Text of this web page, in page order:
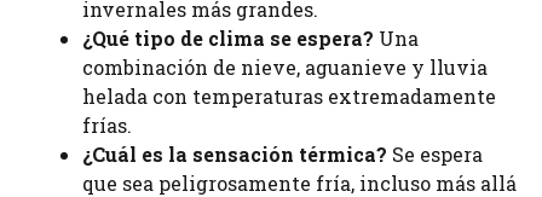
invernales más grandes.
¿Qué tipo de clima se espera? Una
combinación de nieve, aguanieve y lluvia
helada con temperaturas extremadamente
frías.
¿Cuál es la sensación térmica? Se espera
que sea peligrosamente fría, incluso más allá